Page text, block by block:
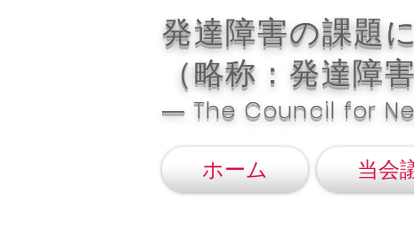
発達障害の課題
（略称：発達障
― The Council for
ホーム 当会